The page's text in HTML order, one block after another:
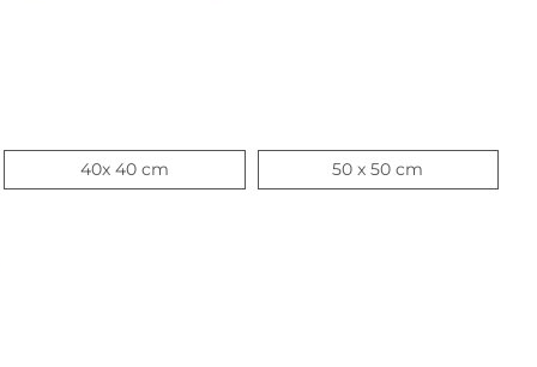
40x 40 cm40x 40 cm 50 x 50 cm